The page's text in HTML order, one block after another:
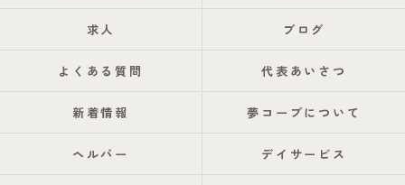
求人 ブログ
よくある質問 代表あいさつ
新着情報 夢コープについて
ヘルパー デイサービス